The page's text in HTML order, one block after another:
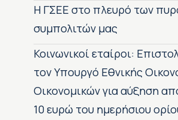
H ΓΣΕΕ στο πλευρό των
συμπολιτών μας
Κοινωνικοί εταίροι:
τον Υπουργό Εθνικής
Οικονομικών για αύξηση
10 ευρώ του ημερήσιου